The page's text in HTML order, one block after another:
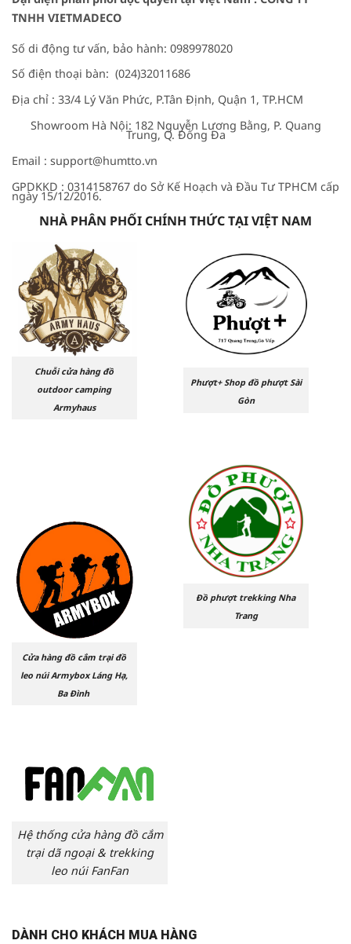
TNHH VIETMADECO
Số di động tư vấn, bảo hành: 0989978020
Số điện thoại bàn: (024)32011686
Địa chỉ : 33/4 Lý Văn Phức, P.Tân Định, Quận 1, TP.HCM
Showroom Hà Nội: 182 Nguyễn Lương Bằng, P. Quang
Trung, Q. Đống Đa
Email : support@humtto.vn
GPDKKD : 0314158767 do Sở Kế Hoạch và Đầu Tư TPHCM cấp
ngày 15/12/2016.
NHÀ PHÂN PHỐI CHÍNH THỨC TẠI VIỆT NAM
Chuỗi cửa hàng đồ
outdoor camping
Armyhaus
Cửa hàng đồ cắm trại đồ
leo núi Armybox Láng Hạ,
Ba Đình
Hệ thống cửa hàng đồ cắm
trại dã ngoại & trekking
leo núi FanFan
Phượt+ Shop đồ phượt Sài
Gòn
Đồ phượt trekking Nha
Trang
DÀNH CHO KHÁCH MUA HÀNG